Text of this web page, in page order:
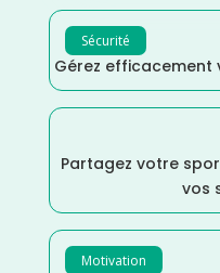
Sécurité
Gérez efficacement
Partagez votre
vos
Motivation